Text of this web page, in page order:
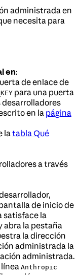
administrada en
necesita para
en:
de enlace de
para una puerta
desarrolladores
en la página
latabla Qué
a través
de inicio de
satisface la
abra la pestaña
la dirección
administrada la
administrada.
Anthropic